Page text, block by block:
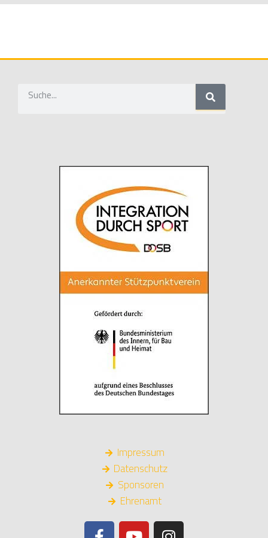
Impressum
Datenschutz
Sponsoren
Ehrenamt